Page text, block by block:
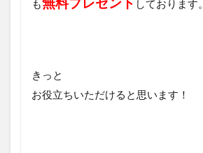
も しております。
きっと
お役立ちいただけると思います！